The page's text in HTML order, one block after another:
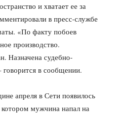
и хватает ее за
в пресс-службе
«По факту побоев
производство.
Назначена судебно-
говорится в сообщении.
апреля в Сети появилось
мужчина напал на